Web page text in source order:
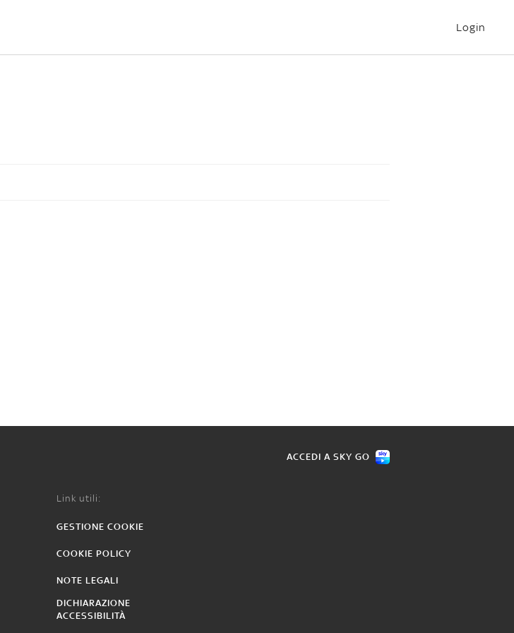
Login
ACCEDI A SKY GO
Link utili:
GESTIONE COOKIE
COOKIE POLICY
NOTE LEGALI
DICHIARAZIONE
ACCESSIBILITÀ